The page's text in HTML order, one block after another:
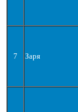
7 Заря